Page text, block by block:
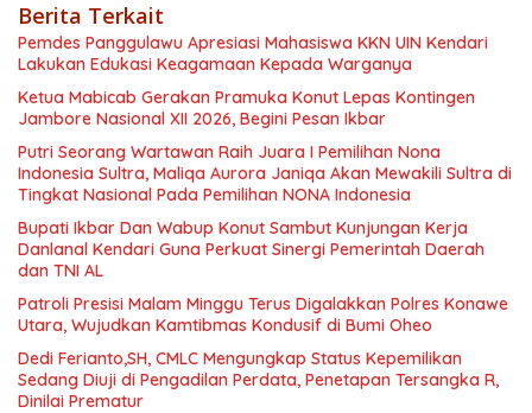
Berita Terkait
Pemdes Panggulawu Apresiasi Mahasiswa KKN UIN Kendari
Lakukan Edukasi Keagamaan Kepada Warganya
Ketua Mabicab Gerakan Pramuka Konut Lepas Kontingen
Jambore Nasional XII 2026, Begini Pesan Ikbar
Putri Seorang Wartawan ‎Raih Juara I Pemilihan Nona
Indonesia Sultra, Maliqa Aurora Janiqa Akan Mewakili Sultra di
Tingkat Nasional Pada Pemilihan NONA Indonesia
Bupati Ikbar Dan Wabup Konut Sambut Kunjungan Kerja
Danlanal Kendari Guna Perkuat Sinergi Pemerintah Daerah
dan TNI AL
Patroli Presisi Malam Minggu Terus Digalakkan Polres Konawe
Utara, Wujudkan Kamtibmas Kondusif di Bumi Oheo
Dedi Ferianto,SH, CMLC Mengungkap Status Kepemilikan
Sedang Diuji di Pengadilan Perdata, Penetapan Tersangka R,
Dinilai Prematur